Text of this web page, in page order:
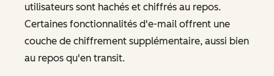
utilisateurs sont hachés et chiffrés au repos.
Certaines fonctionnalités d'e-mail offrent une
couche de chiffrement supplémentaire, aussi bien
au repos qu'en transit.